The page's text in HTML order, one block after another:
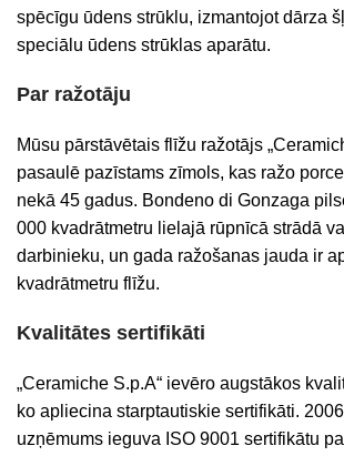
spēcīgu ūdens strūklu, izmantojot dārza
speciālu ūdens strūklas aparātu.
Par ražotāju
Mūsu pārstāvētais flīžu ražotājs
pasaulē pazīstams zīmols, kas ražo
nekā 45 gadus. Bondeno di Gonzaga
000 kvadrātmetru lielajā rūpnīcā strādā
darbinieku, un gada ražošanas jauda ir
kvadrātmetru flīžu.
Kvalitātes sertifikāti
„Ceramiche S.p.A“ ievēro augstākos
ko apliecina starptautiskie sertifikāti.
uzņēmums ieguva ISO 9001 sertifikātu